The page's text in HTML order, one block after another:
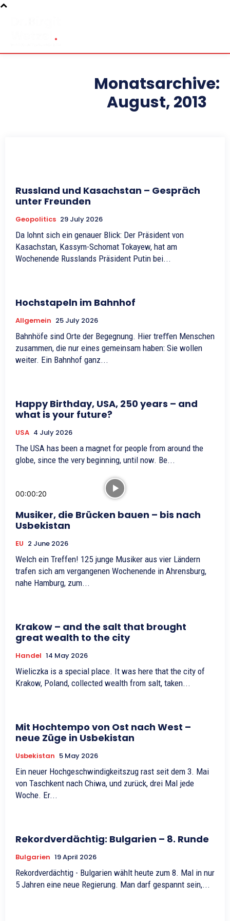
Monatsarchive:
August, 2013
Russland und Kasachstan – Gespräch
unter Freunden
Geopolitics 29 July 2026
Da lohnt sich ein genauer Blick: Der Präsident von
Kasachstan, Kassym-Schomat Tokayew, hat am
Wochenende Russlands Präsident Putin bei...
Hochstapeln im Bahnhof
Allgemein 25 July 2026
Bahnhöfe sind Orte der Begegnung. Hier treﬀen Menschen
zusammen, die nur eines gemeinsam haben: Sie wollen
weiter. Ein Bahnhof ganz...
Happy Birthday, USA, 250 years – and
what is your future?
USA 4 July 2026
The USA has been a magnet for people from around the
globe, since the very beginning, until now. Be...
00:00:20
Musiker, die Brücken bauen – bis nach
Usbekistan
EU 2 June 2026
Welch ein Treffen! 125 junge Musiker aus vier Ländern
trafen sich am vergangenen Wochenende in Ahrensburg,
nahe Hamburg, zum...
Krakow – and the salt that brought
great wealth to the city
Handel 14 May 2026
Wieliczka is a special place. It was here that the city of
Krakow, Poland, collected wealth from salt, taken...
Mit Hochtempo von Ost nach West –
neue Züge in Usbekistan
Usbekistan 5 May 2026
Ein neuer Hochgeschwindigkeitszug rast seit dem 3. Mai
von Taschkent nach Chiwa, und zurück, drei Mal jede
Woche. Er...
Rekordverdächtig: Bulgarien – 8. Runde
Bulgarien 19 April 2026
Rekordverdächtig - Bulgarien wählt heute zum 8. Mal in nur
5 Jahren eine neue Regierung. Man darf gespannt sein,...